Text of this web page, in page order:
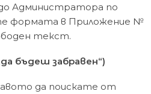
Администратора по
формата в Приложение №
текст.
бъдеш забравен“)
да поискате от